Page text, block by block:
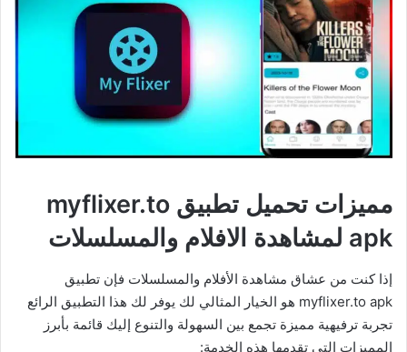
مميزات تحميل تطبيق myflixer.to
apk لمشاهدة الافلام والمسلسلات
إذا كنت من عشاق مشاهدة الأفلام والمسلسلات فإن تطبيق
myflixer.to apk هو الخيار المثالي لك يوفر لك هذا التطبيق الرائع
تجربة ترفيهية مميزة تجمع بين السهولة والتنوع إليك قائمة بأبرز
المميزات التي تقدمها هذه الخدمة: